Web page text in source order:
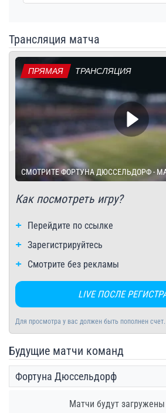
Трансляция матча
ПРЯМАЯ ТРАНСЛЯЦИЯ
СМОТРИТЕ ФОРТУНА ДЮССЕЛЬДОРФ -
Как посмотреть игру?
Перейдите по ссылке
Зарегистрируйтесь
Смотрите без рекламы
LIVE ПОСЛЕ
Для просмотра у вас должен быть пополнен счет.
Будущие матчи команд
Фортуна Дюссельдорф
Матчи будут